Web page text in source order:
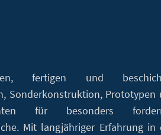
fertigen und
Sonderkonstruktion, Prototypen
für besonders
Mit langjähriger Erfahrung in